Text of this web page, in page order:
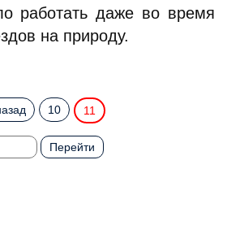
работать даже во время
на природу.
10 11
Перейти